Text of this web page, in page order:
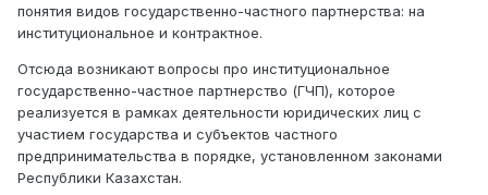
понятия видов государственно-частного партнерства: на
институциональное и контрактное.
Отсюда возникают вопросы про институциональное
государственно-частное партнерство (ГЧП), которое
реализуется в рамках деятельности юридических лиц с
участием государства и субъектов частного
предпринимательства в порядке, установленном законами
Республики Казахстан.